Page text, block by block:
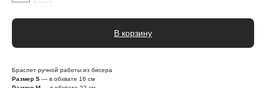
В корзину
Браслет ручной работы из бисера
Размер S — в обхвате 16 см